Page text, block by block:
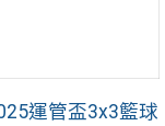
運管盃3x3籃球